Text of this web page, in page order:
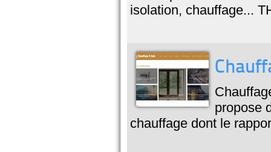
isolation, chauffage...
propose
chauffage dont le